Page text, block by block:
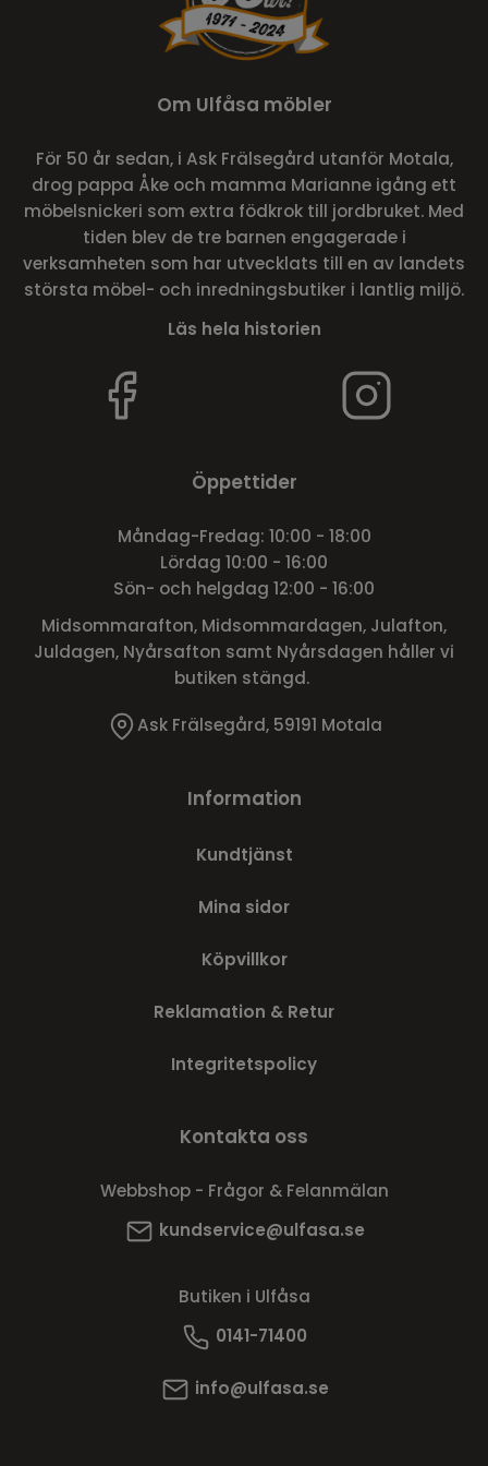
Om Ulfåsa möbler
För 50 år sedan, i Ask Frälsegård utanför Motala,
drog pappa Åke och mamma Marianne igång ett
möbelsnickeri som extra födkrok till jordbruket. Med
tiden blev de tre barnen engagerade i
verksamheten som har utvecklats till en av landets
största möbel- och inredningsbutiker i lantlig miljö.
Läs hela historien
Öppettider
Måndag-Fredag: 10:00 - 18:00
Lördag 10:00 - 16:00
Sön- och helgdag 12:00 - 16:00
Midsommarafton, Midsommardagen, Julafton,
Juldagen, Nyårsafton samt Nyårsdagen håller vi
butiken stängd.
Ask Frälsegård, 59191 Motala
Information
Kundtjänst
Mina sidor
Köpvillkor
Reklamation & Retur
Integritetspolicy
Kontakta oss
Webbshop - Frågor & Felanmälan
kundservice@ulfasa.se
Butiken i Ulfåsa
0141-71400
info@ulfasa.se